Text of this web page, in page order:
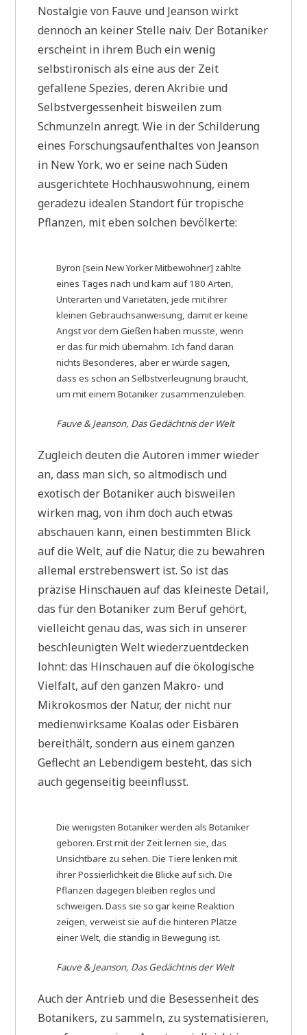
Nostalgie von Fauve und Jeanson wirkt
dennoch an keiner Stelle naiv. Der Botaniker
erscheint in ihrem Buch ein wenig
selbstironisch als eine aus der Zeit
gefallene Spezies, deren Akribie und
Selbstvergessenheit bisweilen zum
Schmunzeln anregt. Wie in der Schilderung
eines Forschungsaufenthaltes von Jeanson
in New York, wo er seine nach Süden
ausgerichtete Hochhauswohnung, einem
geradezu idealen Standort für tropische
Pflanzen, mit eben solchen bevölkerte:
Byron [sein New Yorker Mitbewohner] zählte
eines Tages nach und kam auf 180 Arten,
Unterarten und Varietäten, jede mit ihrer
kleinen Gebrauchsanweisung, damit er keine
Angst vor dem Gießen haben musste, wenn
er das für mich übernahm. Ich fand daran
nichts Besonderes, aber er würde sagen,
dass es schon an Selbstverleugnung braucht,
um mit einem Botaniker zusammenzuleben.
Fauve & Jeanson, Das Gedächtnis der Welt
Zugleich deuten die Autoren immer wieder
an, dass man sich, so altmodisch und
exotisch der Botaniker auch bisweilen
wirken mag, von ihm doch auch etwas
abschauen kann, einen bestimmten Blick
auf die Welt, auf die Natur, die zu bewahren
allemal erstrebenswert ist. So ist das
präzise Hinschauen auf das kleineste Detail,
das für den Botaniker zum Beruf gehört,
vielleicht genau das, was sich in unserer
beschleunigten Welt wiederzuentdecken
lohnt: das Hinschauen auf die ökologische
Vielfalt, auf den ganzen Makro- und
Mikrokosmos der Natur, der nicht nur
medienwirksame Koalas oder Eisbären
bereithält, sondern aus einem ganzen
Geflecht an Lebendigem besteht, das sich
auch gegenseitig beeinflusst.
Die wenigsten Botaniker werden als Botaniker
geboren. Erst mit der Zeit lernen sie, das
Unsichtbare zu sehen. Die Tiere lenken mit
ihrer Possierlichkeit die Blicke auf sich. Die
Pflanzen dagegen bleiben reglos und
schweigen. Dass sie so gar keine Reaktion
zeigen, verweist sie auf die hinteren Plätze
einer Welt, die ständig in Bewegung ist.
Fauve & Jeanson, Das Gedächtnis der Welt
Auch der Antrieb und die Besessenheit des
Botanikers, zu sammeln, zu systematisieren,